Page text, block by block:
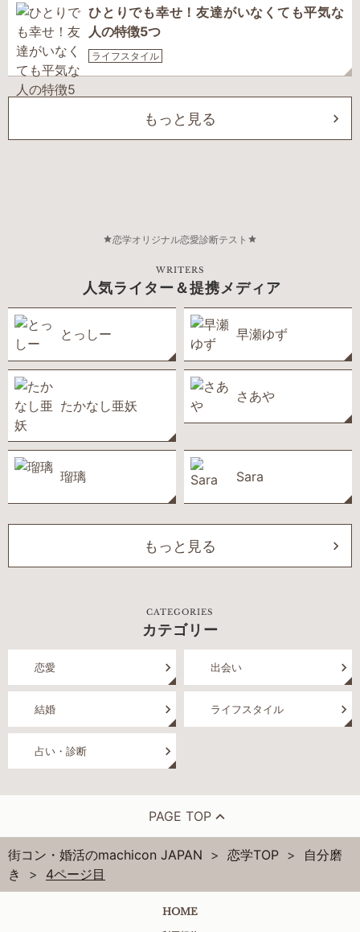
ひとりでも幸せ！友達がいなくても平気な
人の特徴5つ
ライフスタイル
もっと見る
恋学オリジナル恋愛診断テスト
WRITERS
人気ライター＆提携メディア
とっしー 早瀬ゆず
たかなし亜妖
さあや
瑠璃 Sara
もっと見る
CATEGORIES
カテゴリー
恋愛 出会い
結婚 ライフスタイル
占い・診断
PAGE TOP
街コン・婚活のmachicon JAPAN 恋学TOP
自分磨
き
4ページ目
HOME